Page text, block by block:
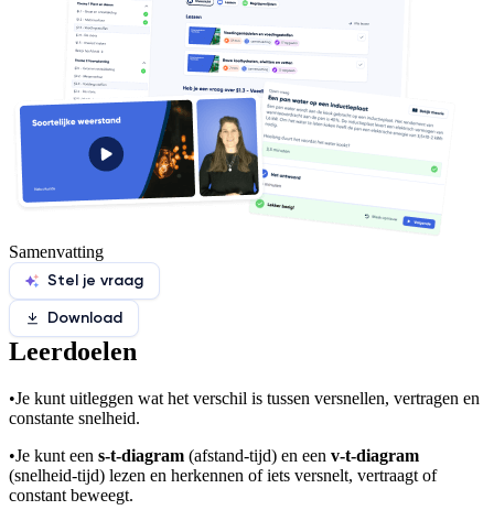
Samenvatting
Stel je vraag
Download
Leerdoelen
•Je kunt uitleggen wat het verschil is tussen versnellen, vertragen en
constante snelheid.
•Je kunt een s-t-diagram (afstand-tijd) en een v-t-diagram
(snelheid-tijd) lezen en herkennen of iets versnelt, vertraagt of
constant beweegt.